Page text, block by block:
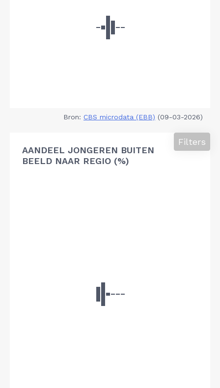
Bron: CBS microdata (EBB) (09-03-2026)
AANDEEL JONGEREN BUITEN
BEELD NAAR REGIO (%)
Filters